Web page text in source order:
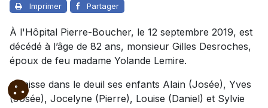
Imprimer Partager
À l'Hôpital Pierre-Boucher, le 12 septembre 2019, est
décédé à l’âge de 82 ans, monsieur Gilles Desroches,
époux de feu madame Yolande Lemire.
Il laisse dans le deuil ses enfants Alain (Josée), Yves
(Josée), Jocelyne (Pierre), Louise (Daniel) et Sylvie